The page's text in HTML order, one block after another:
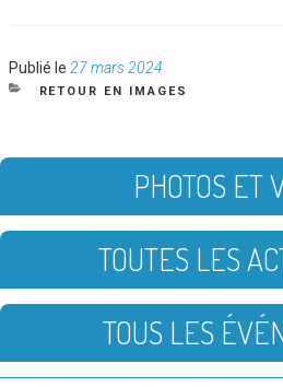
Publié le Publié
le
27 mars 2024
CATÉGORIES
RETOUR EN IMAGES
PHOTOS ET
TOUTES LES
TOUS LES